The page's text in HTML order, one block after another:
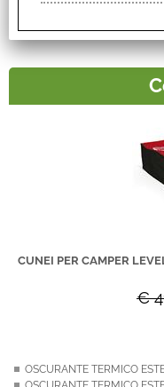
CUNEI PER CAMPER
€